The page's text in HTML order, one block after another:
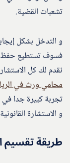
تشعبات القضية.
و التدخل بشكل
فسوف تستطيع حفظ
نقدم لك كل
محامي ورث في
تجربة كبيرة جدا
و الاستشارة
طريقة تقسيم